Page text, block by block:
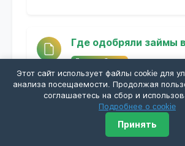
Где одобряли займы
Где одобряли
Где одобряли займы
Этот сайт использует файлы cookie для
анализа посещаемости. Продолжая
соглашаетесь на сбор и
Подробнее о cookie
Принять